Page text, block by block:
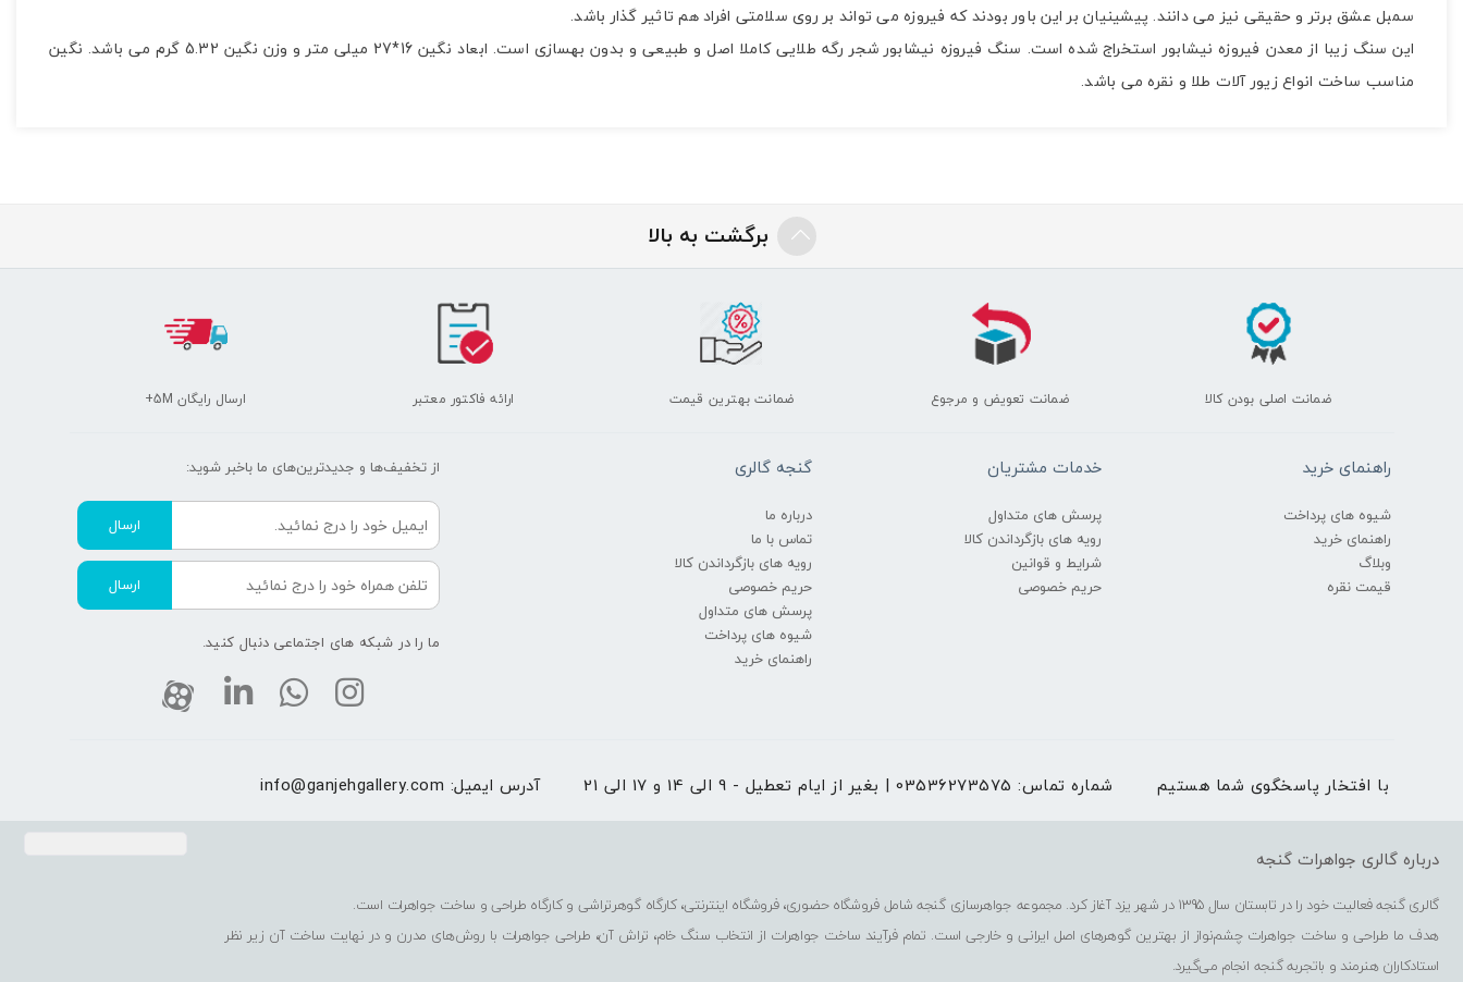
سمبل عشق برتر و حقیقی نیز می دانند. پیشینیان بر این باور بودند که فیروزه می تواند بر روی سلامتی افراد هم تاثیر گذار باشد.
این سنگ زیبا از معدن فیروزه نیشابور استخراج شده است. سنگ فیروزه نیشابور شجر رگه طلایی کاملا اصل و طبیعی و بدون بهسازی است. ابعاد نگین 16*27 میلی متر و وزن نگین 5.32 گرم می باشد. نگین
مناسب ساخت انواع زیور آلات طلا و نقره می باشد.
برگشت به بالا
ضمانت اصلی بودن کالا ضمانت تعویض و مرجوع ضمانت بهترین قیمت ارائه فاکتور معتبر ارسال رایگان 5M+
راهنمای خرید
شیوه های پرداخت
راهنمای خرید
وبلاگ
قیمت نقره
خدمات مشتریان
پرسش های متداول
رویه های بازگرداندن کالا
شرایط و قوانین
حریم خصوصی
گنجه گالری
درباره ما
تماس با ما
رویه های بازگرداندن کالا
حریم خصوصی
پرسش های متداول
شیوه های پرداخت
راهنمای خرید
از تخفیف‌ها و جدیدترین‌های ما‌ باخبر شوید:
ارسال
ارسال
ما را در شبکه های اجتماعی دنبال کنید.
با افتخار پاسخگوی شما هستیم شماره تماس: 03536273575 | بغیر از ایام تعطیل - 9 الی 14 و 17 الی 21 آدرس ایمیل: info@ganjehgallery.com
درباره گالری جواهرات گنجه
گالری گنجه فعالیت خود را در تابستان سال 1395 در شهر یزد آغاز کرد. مجموعه جواهرسازی گنجه شامل فروشگاه حضوری، فروشگاه اینترنتی، کارگاه گوهرتراشی و کارگاه طراحی و ساخت جواهرات است.
هدف ما طراحی و ساخت جواهرات چشم‌نواز از بهترین گوهرهای اصل ایرانی و خارجی است. تمام فرآیند ساخت جواهرات از انتخاب سنگ خام، تراش آن، طراحی جواهرات با روش‌های مدرن و در نهایت ساخت آن زیر نظر
استادکاران هنرمند و باتجربه گنجه انجام می‌گیرد.